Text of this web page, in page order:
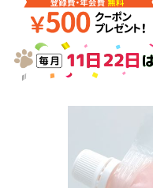
ドッグフード
美容・ケア用品
トリマーグッズ
アフターサービス
商品リクエスト